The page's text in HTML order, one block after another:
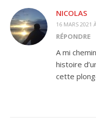
NICOLAS
16 MARS 2021
RÉPONDRE
A mi
histoire
cette